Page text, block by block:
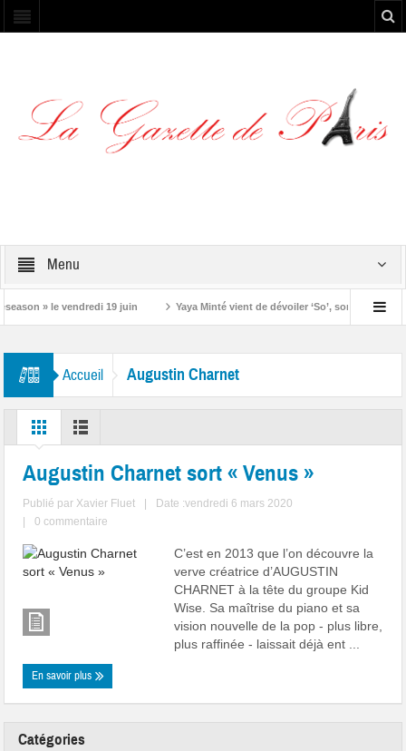
Menu
» le vendredi 19 juin Yaya Minté vient de dévoiler ‘So’, son premier
Accueil Augustin Charnet
Augustin Charnet sort « Venus »
Publié par Xavier Fluet
Date :vendredi 6 mars 2020
0 commentaire
C’est en 2013 que l’on découvre la
verve créatrice d’AUGUSTIN
CHARNET à la tête du groupe Kid
Wise. Sa maîtrise du piano et sa
vision nouvelle de la pop - plus libre,
plus raffinée - laissait déjà ent ...
En savoir plus
Catégories